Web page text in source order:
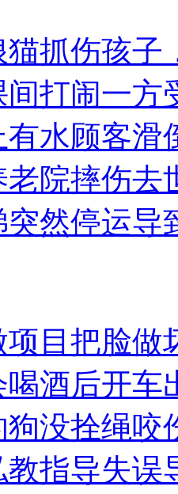
猫抓伤孩子
间打闹一
有水顾客
老院摔伤去
突然停运
项目把脸做
喝酒后开
狗没拴绳
教指导失